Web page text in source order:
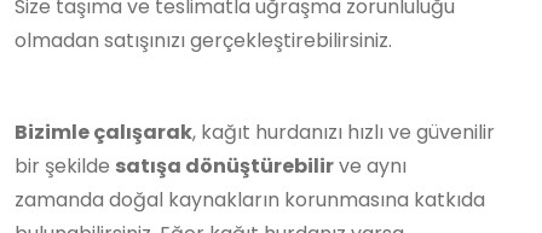
Size taşıma ve teslimatla uğraşma zorunluluğu
olmadan satışınızı gerçekleştirebilirsiniz.
Bizimle çalışarak, kağıt hurdanızı hızlı ve güvenilir
bir şekilde satışa dönüştürebilirve aynı
zamanda doğal kaynakların korunmasına katkıda